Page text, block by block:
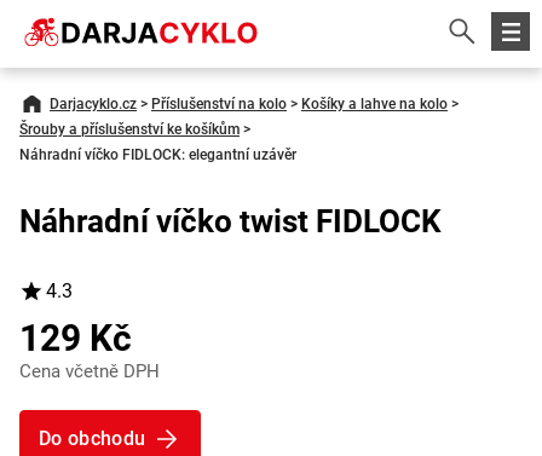
Darjacyklo.cz > Příslušenství na kolo > Košíky a lahve na kolo >
Šrouby a příslušenství ke košíkům >
Náhradní víčko FIDLOCK: elegantní uzávěr
Náhradní víčko twist FIDLOCK
4.3
129 Kč
Cena včetně DPH
Do obchodu